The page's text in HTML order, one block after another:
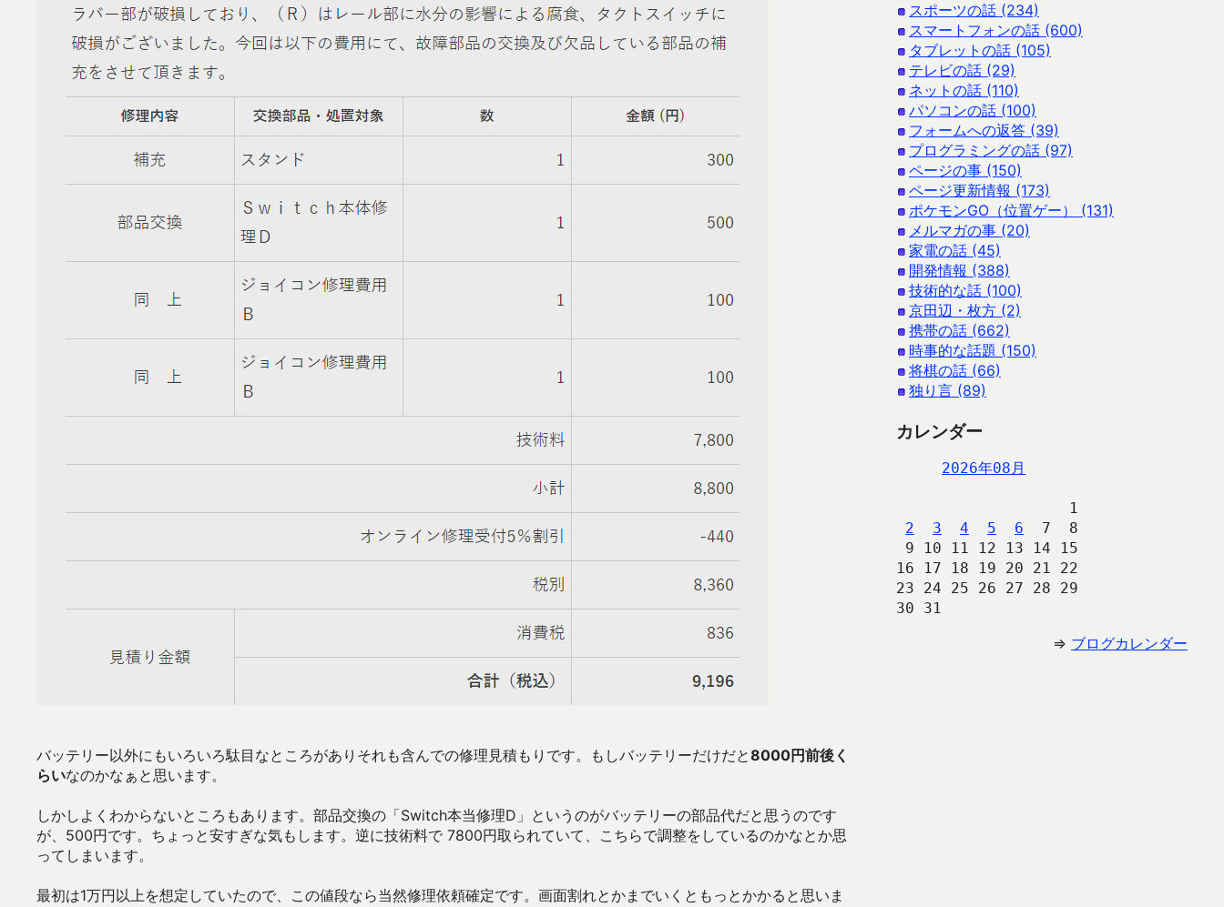
バッテリー以外にもいろいろ駄目なところがありそれも含んでの修理見積もりです。もしバッテリーだけだと8000円前後く
らいなのかなぁと思います。
しかしよくわからないところもあります。部品交換の「Switch本当修理D」というのがバッテリーの部品代だと思うのです
が、500円です。ちょっと安すぎな気もします。逆に技術料で 7800円取られていて、こちらで調整をしているのかなとか思
ってしまいます。
最初は1万円以上を想定していたので、この値段なら当然修理依頼確定です。画面割れとかまでいくともっとかかると思いま
スポーツの話 (234)
スマートフォンの話 (600)
タブレットの話 (105)
テレビの話 (29)
ネットの話 (110)
パソコンの話 (100)
フォームへの返答 (39)
プログラミングの話 (97)
ページの事 (150)
ページ更新情報 (173)
ポケモンGO（位置ゲー） (131)
メルマガの事 (20)
家電の話 (45)
開発情報 (388)
技術的な話 (100)
京田辺・枚方 (2)
携帯の話 (662)
時事的な話題 (150)
将棋の話 (66)
独り言 (89)
カレンダー
2026年08月
                   1
2
3 4 5 6
  7  8
9 10 11 12 13 14 15
16 17 18 19 20 21 22
23 24 25 26 27 28 29
30 31
⇒ ブログカレンダー